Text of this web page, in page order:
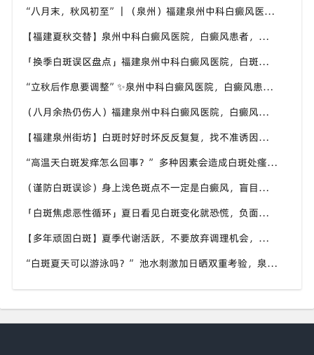
“八月末，秋风初至”｜（泉州）福建泉州中科白癜风医院，聊聊白癜风换季防护关键点
【福建夏秋交替】泉州中科白癜风医院，白癜风患者，入秋之后洗澡习惯也要多注意
「换季白斑误区盘点」福建泉州中科白癜风医院，白斑消长多变，科学对待才是正道
“立秋后作息要调整”✨泉州中科白癜风医院，白癜风患者，不良作息会影响皮肤状态
（八月余热仍伤人）福建泉州中科白癜风医院，白癜风外出，依旧要做好硬防晒措施
【福建泉州街坊】白斑时好时坏反反复复，找不准诱因，泉州中科白癜风医院帮梳理夏季白斑波动各类诱因
“高温天白斑发痒怎么回事？” 多种因素会造成白斑处瘙痒，泉州中科白癜风医院讲解白斑发痒的处理方式
（谨防白斑误诊）身上浅色斑点不一定是白癜风，盲目用药危害皮肤，泉州中科白癜风医院建议先明确白斑类型
「白斑焦虑恶性循环」夏日看见白斑变化就恐慌，负面情绪反加重病情，泉州中科白癜风医院呼吁放平心态应对
【多年顽固白斑】夏季代谢活跃，不要放弃调理机会，泉州中科白癜风医院建议结合自身情况定制改善思路
“白斑夏天可以游泳吗？” 池水刺激加日晒双重考验，泉州中科白癜风医院告知白癜风人群游泳防护要点